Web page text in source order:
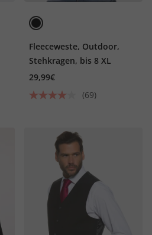
Fleeceweste, Outdoor,
Stehkragen, bis 8 XL
29,99€
(69)